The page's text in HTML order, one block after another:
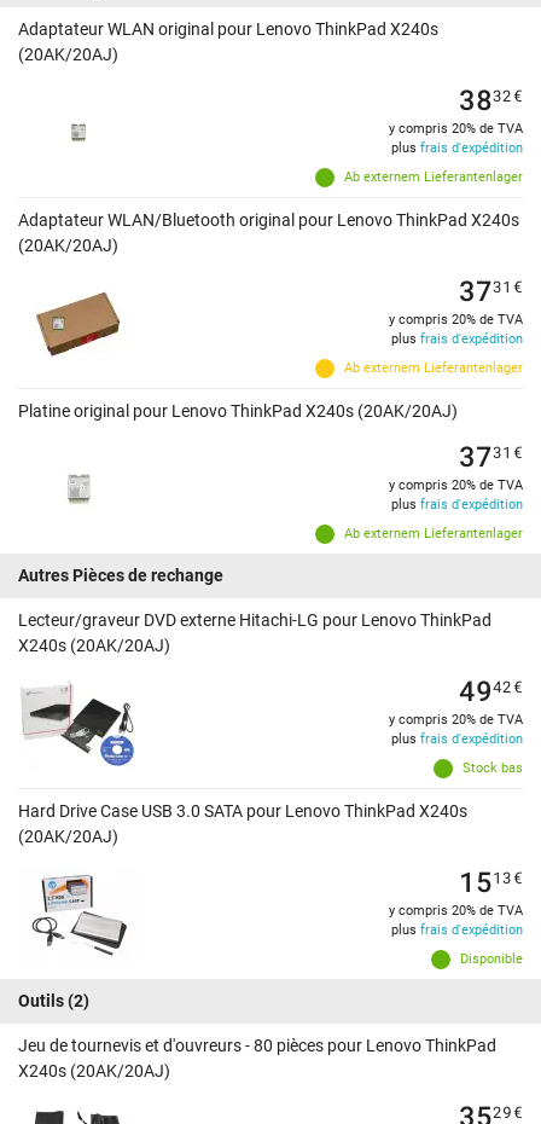
Adaptateur WLAN original pour Lenovo ThinkPad X240s
(20AK/20AJ)
Ab externem Lieferantenlager
3832€
y compris 20% de TVA
plus frais d'expédition
Adaptateur WLAN/Bluetooth original pour Lenovo ThinkPad X240s
(20AK/20AJ)
Ab externem Lieferantenlager
3731 €
y compris 20% de TVA
plus frais d'expédition
Platine original pour Lenovo ThinkPad X240s (20AK/20AJ)
Ab externem Lieferantenlager
3731 €
y compris 20% de TVA
plus frais d'expédition
Autres Pièces de rechange
Lecteur/graveur DVD externe Hitachi-LG pour Lenovo ThinkPad
X240s (20AK/20AJ)
Stock bas
4942€
y compris 20% de TVA
plus frais d'expédition
Hard Drive Case USB 3.0 SATA pour Lenovo ThinkPad X240s
(20AK/20AJ)
Disponible
1513€
y compris 20% de TVA
plus frais d'expédition
Outils(2)
Jeu de tournevis et d'ouvreurs - 80 pièces pour Lenovo ThinkPad
X240s (20AK/20AJ)
3529€